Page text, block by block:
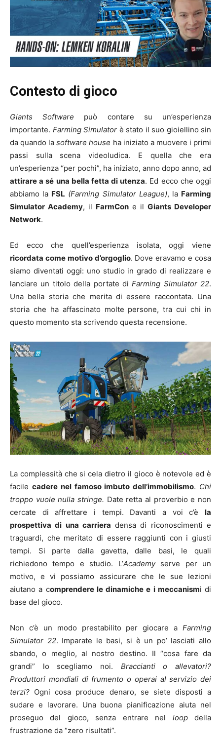
Contesto di gioco
Giants Software può contare su un’esperienza
importante. Farming Simulator è stato il suo gioiellino sin
da quando lasoftware house ha iniziato a muovere i primi
passi sulla scena videoludica. E quella che era
un’esperienza “per pochi”, ha iniziato, anno dopo anno, ad
attirare a sé una bella fetta di utenza. Ed ecco che oggi
abbiamo la FSL (Farming Simulator League), la Farming
Simulator Academy, il FarmCon e il Giants Developer
Network.
Ed ecco che quell’esperienza isolata, oggi viene
ricordata come motivo d’orgoglio. Dove eravamo e cosa
siamo diventati oggi: uno studio in grado di realizzare e
lanciare un titolo della portate diFarming Simulator 22.
Una bella storia che merita di essere raccontata. Una
storia che ha affascinato molte persone, tra cui chi in
questo momento sta scrivendo questa recensione.
La complessità che si cela dietro il gioco è notevole ed è
facile cadere nel famoso imbuto dell’immobilismo. Chi
troppo vuole nulla stringe. Date retta al proverbio e non
cercate di affrettare i tempi. Davanti a voi c’è la
prospettiva di una carriera densa di riconoscimenti e
traguardi, che meritato di essere raggiunti con i giusti
tempi. Si parte dalla gavetta, dalle basi, le quali
richiedono tempo e studio. L’Academyserve per un
motivo, e vi possiamo assicurare che le sue lezioni
aiutano a comprendere le dinamiche e i meccanismi di
base del gioco.
Non c’è un modo prestabilito per giocare a Farming
Simulator 22. Imparate le basi, si è un po’ lasciati allo
sbando, o meglio, al nostro destino. Il “cosa fare da
grandi” lo scegliamo noi. Braccianti o allevatori?
Produttori mondiali di frumento o operai al servizio dei
terzi? Ogni cosa produce denaro, se siete disposti a
sudare e lavorare. Una buona pianificazione aiuta nel
proseguo del gioco, senza entrare nel loopdella
frustrazione da “zero risultati”.